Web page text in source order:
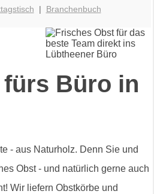
| Branchenbuch
Büro in
- aus Naturholz. Denn Sie und
Obst - und natürlich gerne auch
Wir liefern Obstkörbe und